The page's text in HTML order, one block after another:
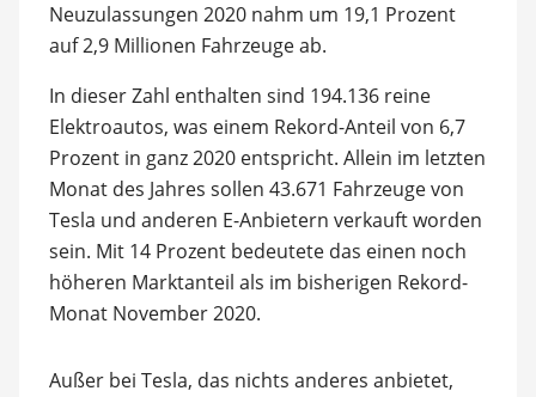
Neuzulassungen 2020 nahm um 19,1 Prozent
auf 2,9 Millionen Fahrzeuge ab.
In dieser Zahl enthalten sind 194.136 reine
Elektroautos, was einem Rekord-Anteil von 6,7
Prozent in ganz 2020 entspricht. Allein im letzten
Monat des Jahres sollen 43.671 Fahrzeuge von
Tesla und anderen E-Anbietern verkauft worden
sein. Mit 14 Prozent bedeutete das einen noch
höheren Marktanteil als im bisherigen Rekord-
Monat November 2020.
Außer bei Tesla, das nichts anderes anbietet,